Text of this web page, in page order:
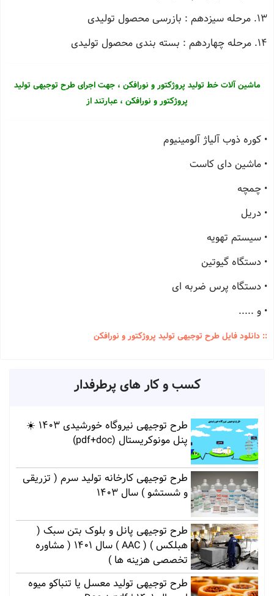
13. مرحله سیزدهم : بازرسی محصول تولیدی
14. مرحله چهاردهم : بسته بندی محصول تولیدی
ماشین آلات خط تولید پروژکتور و نورافکن ، جهت اجرای طرح توجیهی تولید
پروژکتور و نورافکن ، عبارتند از
• کوره ذوب آلیاژ آلومینیوم
• ماشین دای کاست
• چمچه
• دریل
• سیستم تهویه
• دستگاه گیوتین
• دستگاه پرس ضربه ای
• و .....
:: دانلود فایل طرح توجیهی تولید پروژکتور و نورافکن
کسب و کار های پرطرفدار
طرح توجیهی نیروگاه خورشیدی 1403 ☀️
پنل مونوکریستال (pdf+doc)
طرح توجیهی کارخانه تولید سرم ( تزریقی
و شستشو ) سال 1403
طرح توجیهی پانل و بلوک بتن سبک (
هبلکس ) ( AAC ) سال 1401 ( مشاوره
تخصصی هزینه ها )
طرح توجیهی تولید معسل یا تنباکو میوه